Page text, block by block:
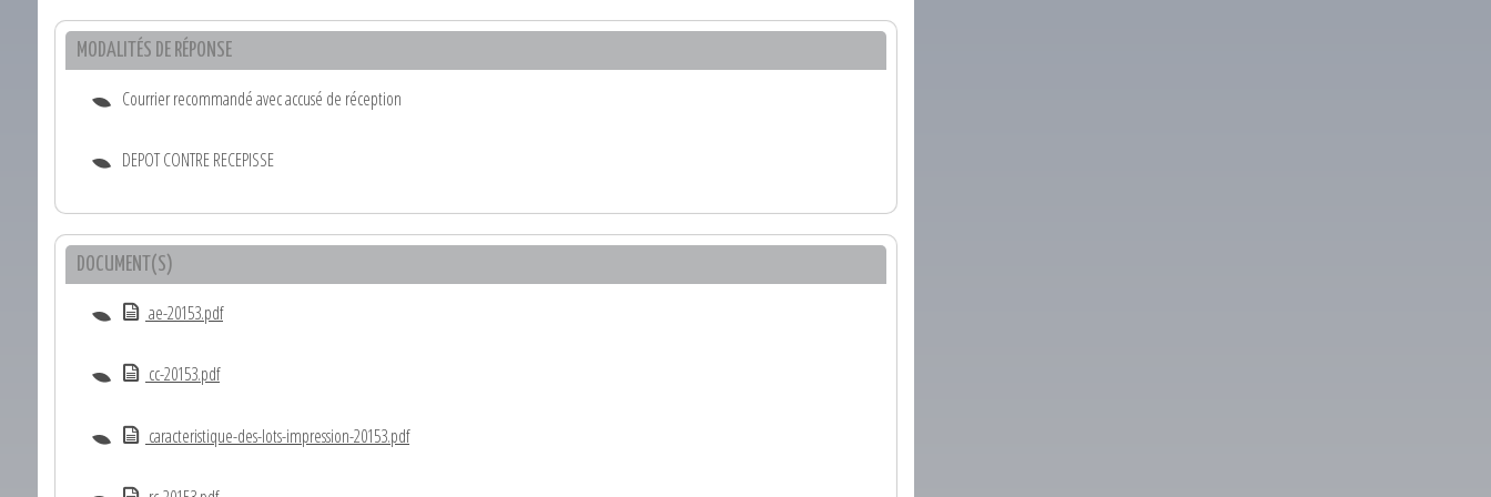
MODALITÉS DE RÉPONSE
Courrier recommandé avec accusé de réception
DEPOT CONTRE RECEPISSE
DOCUMENT(S)
ae-20153.pdf
cc-20153.pdf
caracteristique-des-lots-impression-20153.pdf